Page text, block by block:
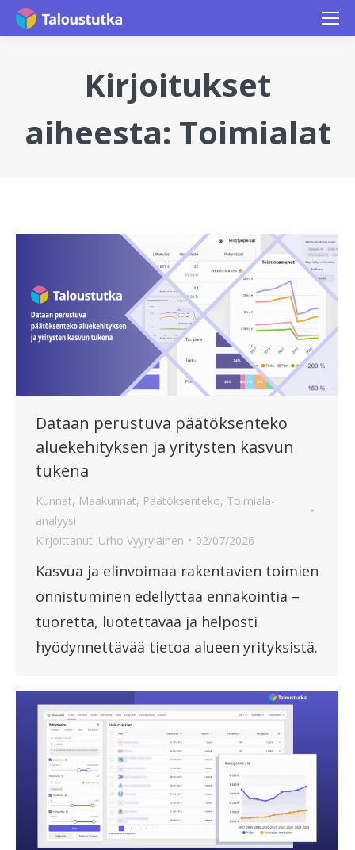
Kirjoitukset
aiheesta: Toimialat
Dataan perustuva päätöksenteko
aluekehityksen ja yritysten kasvun
tukena
Kunnat, Maakunnat, Päätöksenteko, Toimiala-
analyysi
Kirjoittanut: Urho Vyyryläinen 02/07/2026
Kasvua ja elinvoimaa rakentavien toimien
onnistuminen edellyttää ennakointia –
tuoretta, luotettavaa ja helposti
hyödynnettävää tietoa alueen yrityksistä.